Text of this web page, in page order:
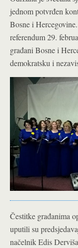
jednom potvrđen
Bosne i
referendum 29.
građani Bosne i
demokratsku i
Čestitke građanima
uputili su
načelnik Edis